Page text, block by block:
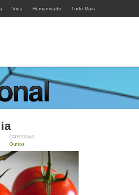
Vida Humanidade Tudo Mais
CATEGORIAS
Outros